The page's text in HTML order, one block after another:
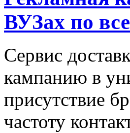
ВУЗах по
Сервис
кампанию в
присутствие
частоту